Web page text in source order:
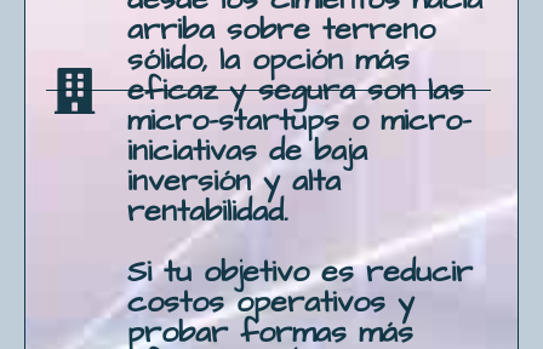
arriba sobre terreno
sólido, la opción más
eficaz y segura son las
micro-startups o micro-
iniciativas de baja
inversión y alta
rentabilidad.
Si tu objetivo es reducir
costos operativos y
probar formas más